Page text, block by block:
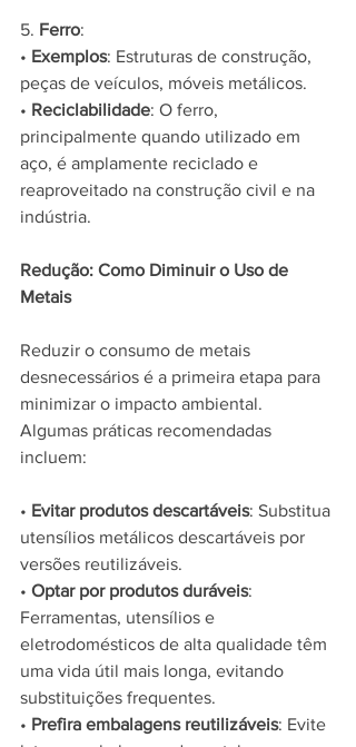
5. Ferro:
• Exemplos: Estruturas de construção,
peças de veículos, móveis metálicos.
• Reciclabilidade: O ferro,
principalmente quando utilizado em
aço, é amplamente reciclado e
reaproveitado na construção civil e na
indústria.
Redução: Como Diminuir o Uso de
Metais
Reduzir o consumo de metais
desnecessários é a primeira etapa para
minimizar o impacto ambiental.
Algumas práticas recomendadas
incluem:
• Evitar produtos descartáveis: Substitua
utensílios metálicos descartáveis por
versões reutilizáveis.
• Optar por produtos duráveis:
Ferramentas, utensílios e
eletrodomésticos de alta qualidade têm
uma vida útil mais longa, evitando
substituições frequentes.
• Prefira embalagens reutilizáveis: Evite